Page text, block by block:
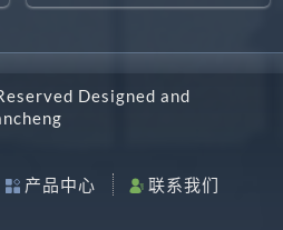
药智通
Designed and
产品中心 联系我们